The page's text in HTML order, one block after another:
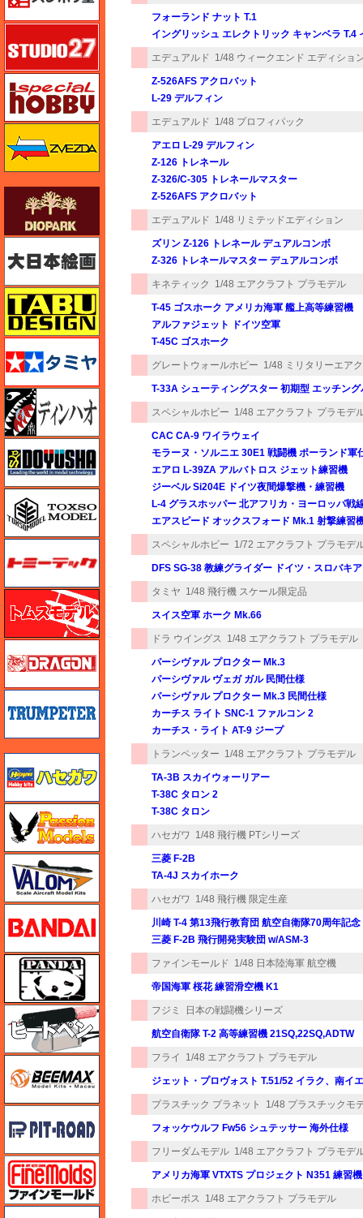
フォーランド ナット T.1
イングリッシュ エレクトリック キャンベラ
エデュアルド 1/48 ウィークエンド エディショ
Z-526AFS アクロバット
L-29 デルフィン
エデュアルド 1/48 プロフィパック
アエロ L-29 デルフィン
Z-126 トレネール
Z-326/C-305 トレネールマスター
Z-526AFS アクロバット
エデュアルド 1/48 リミテッドエディション
ズリン Z-126 トレネール デュアルコンボ
Z-326 トレネールマスター デュアルコンボ
キネティック 1/48 エアクラフト プラモデル
T-45 ゴスホーク アメリカ海軍 艦上高等練習機
アルファジェット ドイツ空軍
T-45C ゴスホーク
グレートウォールホビー 1/48 ミリタリーエア
T-33A シューティングスター 初期型 エッチン
スペシャルホビー 1/48 エアクラフト プラモデ
CAC CA-9 ワイラウェイ
モラーヌ・ソルニエ 30E1 戦闘機 ポーランド軍
エアロ L-39ZA アルバトロス ジェット練習機
ジーベル Si204E ドイツ夜間爆撃機・練習機
L-4 グラスホッパー 北アフリカ・ヨーロッパ戦
エアスピード オックスフォード Mk.1 射撃練習
スペシャルホビー 1/72 エアクラフト プラモデ
DFS SG-38 教練グライダー ドイツ・スロバキア
タミヤ 1/48 飛行機 スケール限定品
スイス空軍 ホーク Mk.66
ドラ ウイングス 1/48 エアクラフト プラモデル
パーシヴァル プロクター Mk.3
パーシヴァル ヴェガ ガル 民間仕様
パーシヴァル プロクター Mk.3 民間仕様
カーチス ライト SNC-1 ファルコン 2
カーチス・ライト AT-9 ジープ
トランペッター 1/48 エアクラフト プラモデル
TA-3B スカイウォーリアー
T-38C タロン 2
T-38C タロン
ハセガワ 1/48 飛行機 PTシリーズ
三菱 F-2B
TA-4J スカイホーク
ハセガワ 1/48 飛行機 限定生産
川崎 T-4 第13飛行教育団 航空自衛隊70周年記念
三菱 F-2B 飛行開発実験団 w/ASM-3
ファインモールド 1/48 日本陸海軍 航空機
帝国海軍 桜花 練習滑空機 K1
フジミ 日本の戦闘機シリーズ
航空自衛隊 T-2 高等練習機 21SQ,22SQ,ADTW
フライ 1/48 エアクラフト プラモデル
ジェット・プロヴォスト T.51/52 イラク、南イ
プラスチック プラネット 1/48 プラスチックモ
フォッケウルフ Fw56 シュテッサー 海外仕様
フリーダムモデル 1/48 エアクラフト プラモデ
アメリカ海軍 VTXTS プロジェクト N351 練習
ホビーボス 1/48 エアクラフト プラモデル
スタジオ27・タブデザイン
スペシャルホビー
ズベズダ（Zvezda）
ダイオパーク（diopark）
タブデザイン・スタジオ27
ディン・ハオ
トキソモデル（toxso_model）
トミーテック
トムスモデル
トランペッター
バロムモデル
バンダイ
パンダホビー
ヒートペン（十和田技研・ブレインファクトリー）
ピットロード
ファインモールド
funtec（ファンテック）